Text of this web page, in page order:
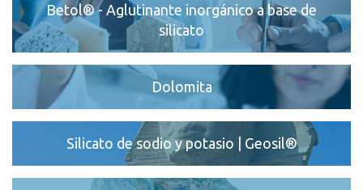
Betol® - Aglutinante inorgánico a base de
silicato
Dolomita
Silicato de sodio y potasio | Geosil®